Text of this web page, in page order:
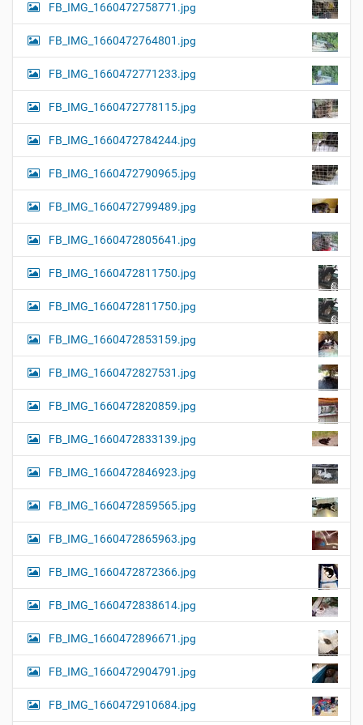
FB_IMG_1660472758771.jpg
FB_IMG_1660472764801.jpg
FB_IMG_1660472771233.jpg
FB_IMG_1660472778115.jpg
FB_IMG_1660472784244.jpg
FB_IMG_1660472790965.jpg
FB_IMG_1660472799489.jpg
FB_IMG_1660472805641.jpg
FB_IMG_1660472811750.jpg
FB_IMG_1660472811750.jpg
FB_IMG_1660472853159.jpg
FB_IMG_1660472827531.jpg
FB_IMG_1660472820859.jpg
FB_IMG_1660472833139.jpg
FB_IMG_1660472846923.jpg
FB_IMG_1660472859565.jpg
FB_IMG_1660472865963.jpg
FB_IMG_1660472872366.jpg
FB_IMG_1660472838614.jpg
FB_IMG_1660472896671.jpg
FB_IMG_1660472904791.jpg
FB_IMG_1660472910684.jpg